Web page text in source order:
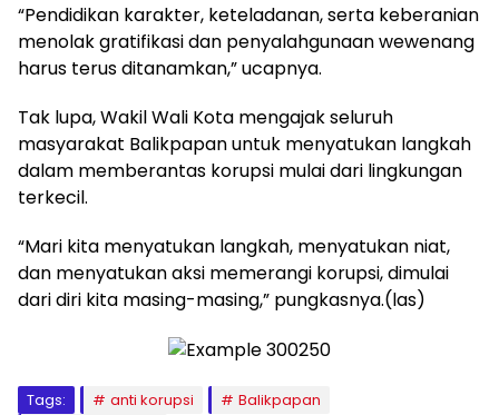
“Pendidikan karakter, keteladanan, serta keberanian
menolak gratifikasi dan penyalahgunaan wewenang
harus terus ditanamkan,” ucapnya.
Tak lupa, Wakil Wali Kota mengajak seluruh
masyarakat Balikpapan untuk menyatukan langkah
dalam memberantas korupsi mulai dari lingkungan
terkecil.
“Mari kita menyatukan langkah, menyatukan niat,
dan menyatukan aksi memerangi korupsi, dimulai
dari diri kita masing-masing,” pungkasnya.(las)
Tags: anti korupsi
Balikpapan